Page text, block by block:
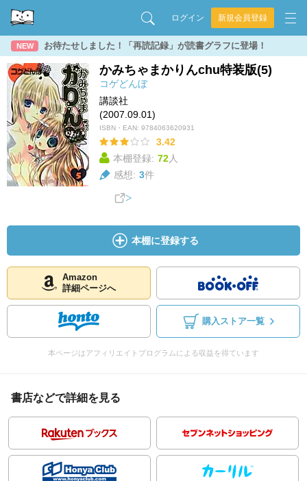
ログイン 新規会員登録
NEW お待たせしました！「再読記録」が読書グラフに登場！
かみちゃまかりんchu特装版(5)
コゲどんぼ
講談社
(2007.09.01)
ISBN・EAN: 9784063620931
3.42
本棚登録: 72人
感想: 3件
本棚に登録する
Amazon
詳細ページへ
購入ストア一覧
本ページはアフィリエイトプログラムによる収益を得ています
書店などで詳細を見る